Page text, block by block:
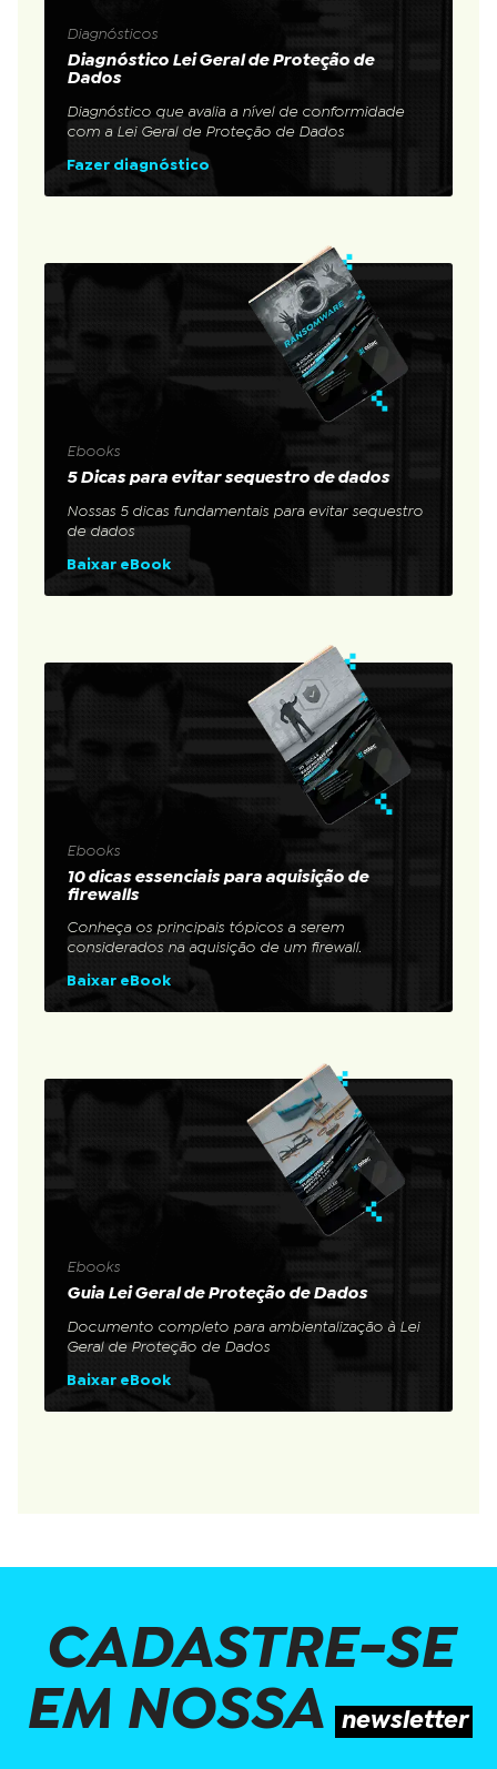
Diagnósticos
Diagnóstico Lei Geral de Proteção de
Dados
Diagnóstico que avalia a nível de conformidade
com a Lei Geral de Proteção de Dados
Fazer diagnóstico
Ebooks
5 Dicas para evitar sequestro de dados
Nossas 5 dicas fundamentais para evitar sequestro
de dados
Baixar eBook
Ebooks
10 dicas essenciais para aquisição de
firewalls
Conheça os principais tópicos a serem
considerados na aquisição de um firewall.
Baixar eBook
Ebooks
Guia Lei Geral de Proteção de Dados
Documento completo para ambientalização à Lei
Geral de Proteção de Dados
Baixar eBook
CADASTRE-SE
EM NOSSA newsletter